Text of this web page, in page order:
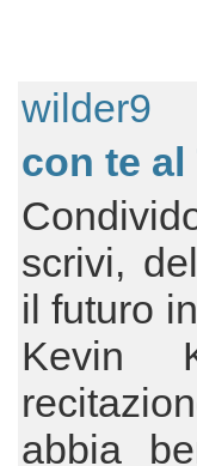
wilder9
con te al
scrivi,
il futuro
Kevin
abbia